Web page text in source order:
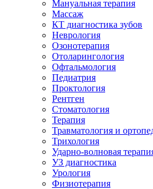
Мануальная терапия
Массаж
КТ диагностика зубов
Неврология
Озонотерапия
Отоларингология
Офтальмология
Педиатрия
Проктология
Рентген
Стоматология
Терапия
Травматология и
Трихология
Ударно-волновая
УЗ диагностика
Урология
Физиотерапия